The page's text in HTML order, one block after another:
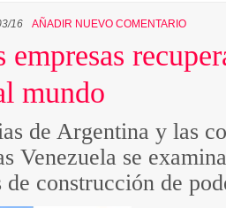
16 AÑADIR NUEVO COMENTARIO
empresas
mundo
de Argentina y las
Venezuela se
de construcción de